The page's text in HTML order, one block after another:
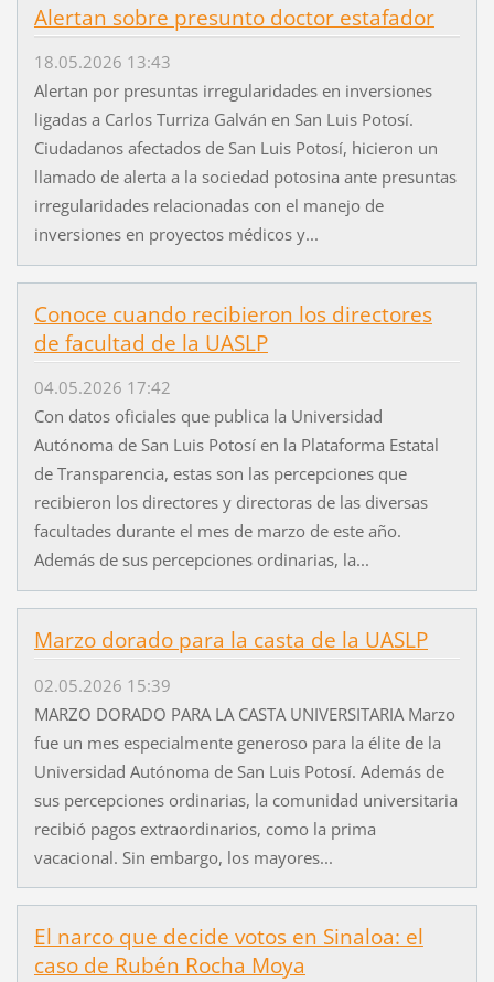
Alertan sobre presunto doctor estafador
18.05.2026 13:43
Alertan por presuntas irregularidades en inversiones
ligadas a Carlos Turriza Galván en San Luis Potosí.
Ciudadanos afectados de San Luis Potosí, hicieron un
llamado de alerta a la sociedad potosina ante presuntas
irregularidades relacionadas con el manejo de
inversiones en proyectos médicos y...
Conoce cuando recibieron los directores
de facultad de la UASLP
04.05.2026 17:42
Con datos oficiales que publica la Universidad
Autónoma de San Luis Potosí en la Plataforma Estatal
de Transparencia, estas son las percepciones que
recibieron los directores y directoras de las diversas
facultades durante el mes de marzo de este año.
Además de sus percepciones ordinarias, la...
Marzo dorado para la casta de la UASLP
02.05.2026 15:39
MARZO DORADO PARA LA CASTA UNIVERSITARIA Marzo
fue un mes especialmente generoso para la élite de la
Universidad Autónoma de San Luis Potosí. Además de
sus percepciones ordinarias, la comunidad universitaria
recibió pagos extraordinarios, como la prima
vacacional. Sin embargo, los mayores...
El narco que decide votos en Sinaloa: el
caso de Rubén Rocha Moya